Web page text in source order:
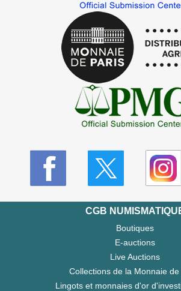
CGB
Boutiques
E-auctions
Live Auctions
Collections de la Monnaie de
Lingots et monnaies d'or